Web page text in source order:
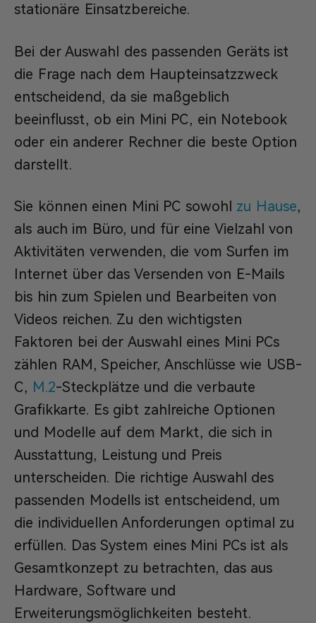
stationäre Einsatzbereiche.
Bei der Auswahl des passenden Geräts ist
die Frage nach dem Haupteinsatzzweck
entscheidend, da sie maßgeblich
beeinflusst, ob ein Mini PC, ein Notebook
oder ein anderer Rechner die beste Option
darstellt.
Sie können einen Mini PC sowohl zu Hause,
als auch im Büro, und für eine Vielzahl von
Aktivitäten verwenden, die vom Surfen im
Internet über das Versenden von E-Mails
bis hin zum Spielen und Bearbeiten von
Videos reichen. Zu den wichtigsten
Faktoren bei der Auswahl eines Mini PCs
zählen RAM, Speicher, Anschlüsse wie USB-
C, M.2-Steckplätze und die verbaute
Grafikkarte. Es gibt zahlreiche Optionen
und Modelle auf dem Markt, die sich in
Ausstattung, Leistung und Preis
unterscheiden. Die richtige Auswahl des
passenden Modells ist entscheidend, um
die individuellen Anforderungen optimal zu
erfüllen. Das System eines Mini PCs ist als
Gesamtkonzept zu betrachten, das aus
Hardware, Software und
Erweiterungsmöglichkeiten besteht.